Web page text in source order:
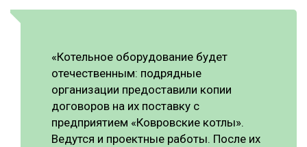
«Котельное оборудование будет
отечественным: подрядные
организации предоставили копии
договоров на их поставку с
предприятием «Ковровские котлы».
Ведутся и проектные работы. После их